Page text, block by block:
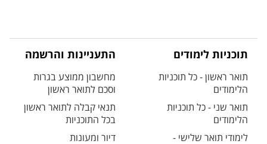
תוכניות לימודים
תואר ראשון - כל תוכניות
הלימודים
תואר שני - כל תוכניות
הלימודים
לימודי תואר שלישי -
התעניינות והרשמה
מחשבון ממוצע בגרות
וסכם לתואר ראשון
תנאי קבלה לתואר ראשון
בכל התוכניות
דיור ומעונות